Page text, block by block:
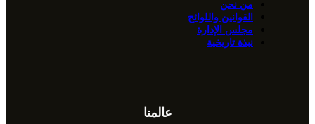
من نحن
القوانين واللوائح
مجلس الإدارة
نبذة تاريخية
عالمنا